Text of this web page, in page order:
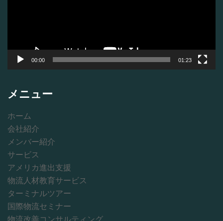
00:00 01:23
メニュー
ホーム
会社紹介
メンバー紹介
サービス
アメリカ進出支援
物流人材教育サービス
ターミナルツアー
国際物流セミナー